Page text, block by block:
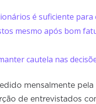
é suficiente para
mesmo após bom
cautela nas
mensalmente pela
de entrevistados